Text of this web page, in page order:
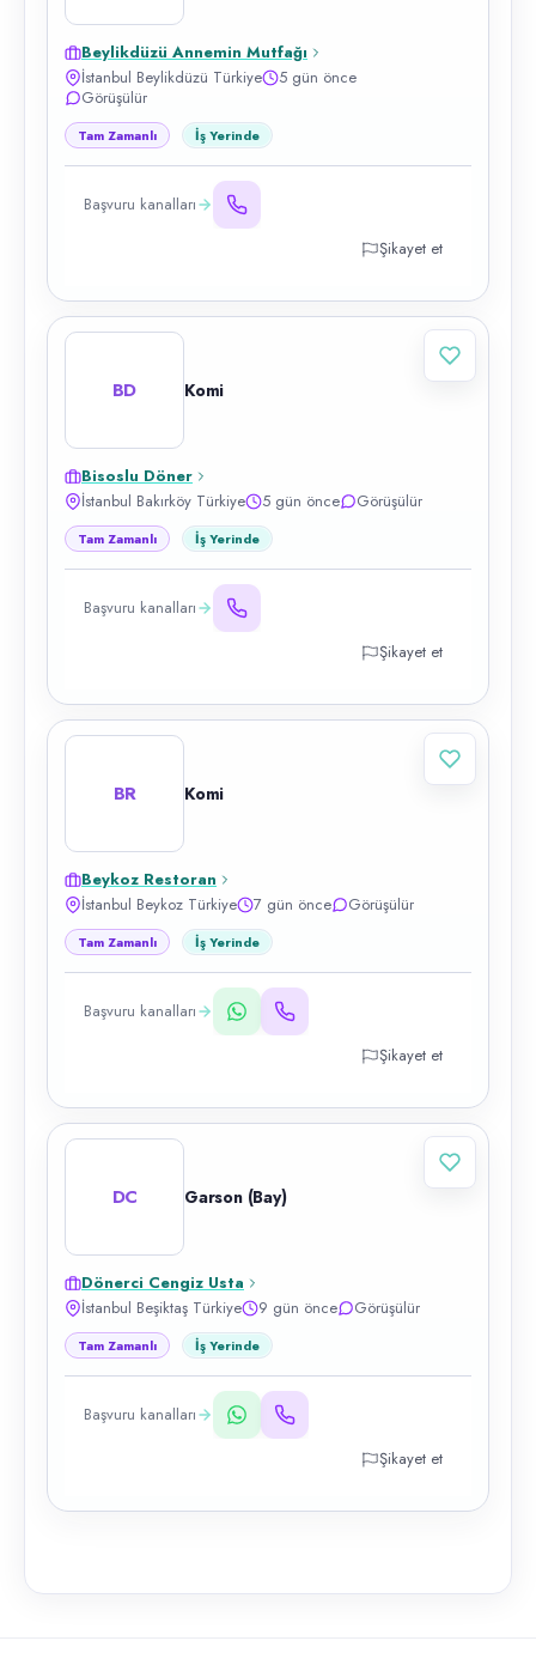
Beylikdüzü Annemin Mutfağı
İstanbul Beylikdüzü Türkiye
5 gün önce
Görüşülür
Tam Zamanlı İş Yerinde
Başvuru kanalları
Şikayet et
BD Komi
Bisoslu Döner
İstanbul Bakırköy Türkiye
5 gün önce Görüşülür
Tam Zamanlı İş Yerinde
Başvuru kanalları
Şikayet et
BR Komi
Beykoz Restoran
İstanbul Beykoz Türkiye
7 gün önce Görüşülür
Tam Zamanlı İş Yerinde
Başvuru kanalları
Şikayet et
DC Garson (Bay)
Dönerci Cengiz Usta
İstanbul Beşiktaş Türkiye
9 gün önce Görüşülür
Tam Zamanlı İş Yerinde
Başvuru kanalları
Şikayet et